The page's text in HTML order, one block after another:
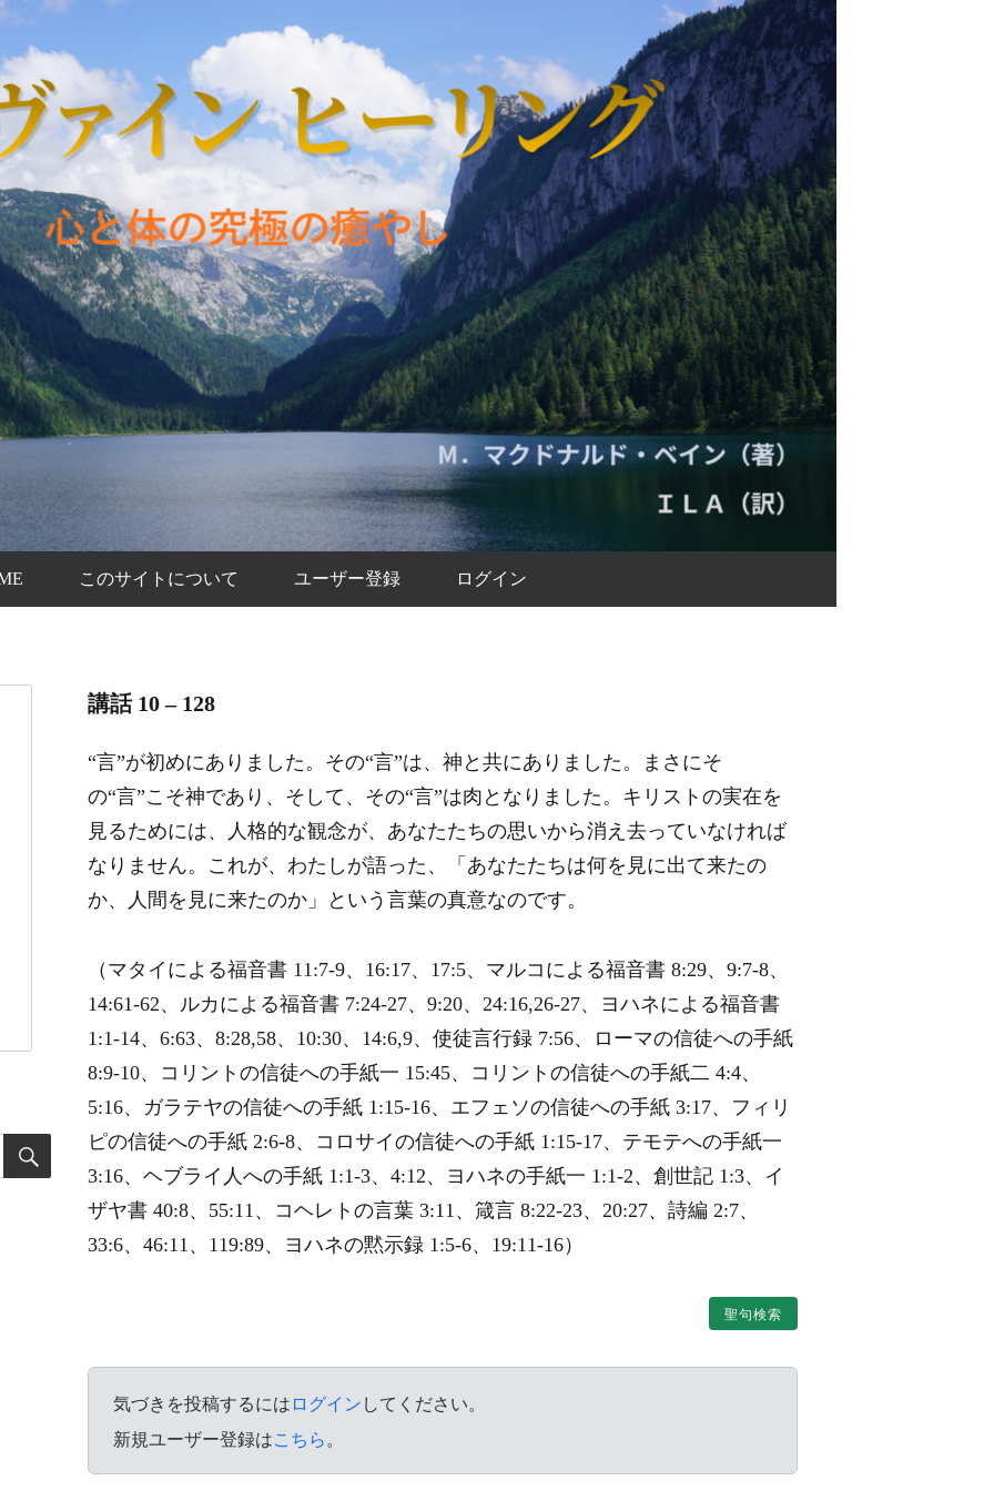
このサイトについて ユーザー登録 ログイン
講話 10 – 128
“言”が初めにありました。その“言”は、神と共にありました。まさにそ
の“言”こそ神であり、そして、その“言”は肉となりました。キリストの実在を
見るためには、人格的な観念が、あなたたちの思いから消え去っていなければ
なりません。これが、わたしが語った、「あなたたちは何を見に出て来たの
か、人間を見に来たのか」という言葉の真意なのです。
（マタイによる福音書 11:7-9、16:17、17:5、マルコによる福音書 8:29、9:7-8、
14:61-62、ルカによる福音書 7:24-27、9:20、24:16,26-27、ヨハネによる福音書
1:1-14、6:63、8:28,58、10:30、14:6,9、使徒言行録 7:56、ローマの信徒への手紙
8:9-10、コリントの信徒への手紙一 15:45、コリントの信徒への手紙二 4:4、
5:16、ガラテヤの信徒への手紙 1:15-16、エフェソの信徒への手紙 3:17、フィリ
ピの信徒への手紙 2:6-8、コロサイの信徒への手紙 1:15-17、テモテへの手紙一
3:16、ヘブライ人への手紙 1:1-3、4:12、ヨハネの手紙一 1:1-2、創世記 1:3、イ
ザヤ書 40:8、55:11、コヘレトの言葉 3:11、箴言 8:22-23、20:27、詩編 2:7、
33:6、46:11、119:89、ヨハネの黙示録 1:5-6、19:11-16）
聖句検索
気づきを投稿するには ログイン してください。
新規ユーザー登録はこちら 。